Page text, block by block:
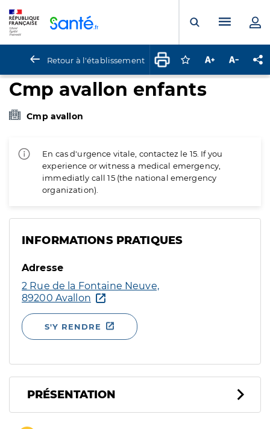
Ouvrir laMenu
Retour à l'établissement Connectez-vous
Augmenter la
Cmp avallon enfants
Cmp avallon
En cas d'urgence vitale, contactez le 15. If you
experience or witness a medical emergency,
immediatly call 15 (the national emergency
organization).
INFORMATIONS PRATIQUES
Adresse
2 Rue de la Fontaine Neuve,
89200 Avallon
S'Y RENDRE
PRÉSENTATION